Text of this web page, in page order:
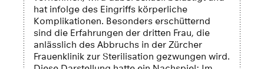
hat infolge des Eingriffs körperliche
Komplikationen. Besonders erschütternd
sind die Erfahrungen der dritten Frau, die
anlässlich des Abbruchs in der Zürcher
Frauenklinik zur Sterilisation gezwungen wird.